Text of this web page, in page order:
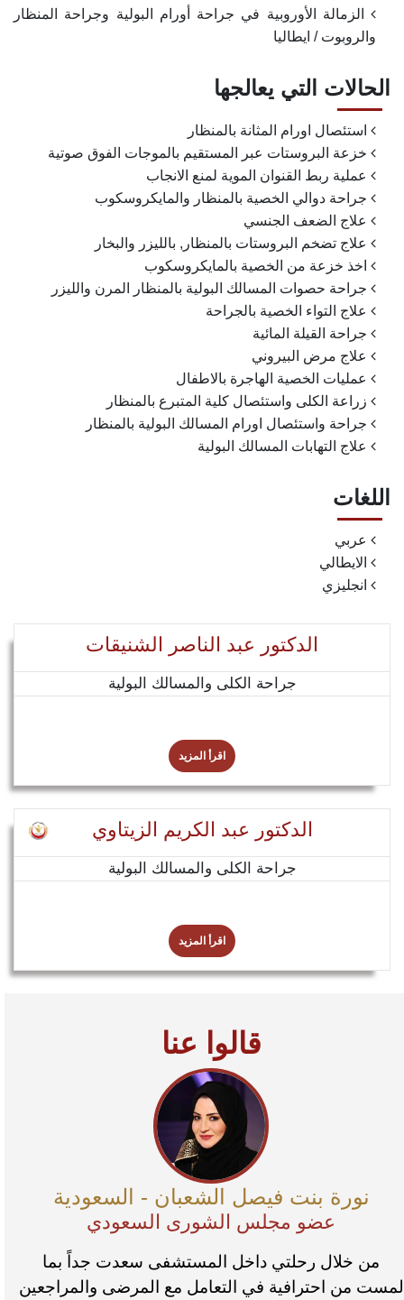
الزمالة الأوروبية في جراحة أورام البولية وجراحة المنظار
والروبوت / ايطاليا
الحالات التي يعالجها
استئصال اورام المثانة بالمنظار
خزعة البروستات عبر المستقيم بالموجات الفوق صوتية
عملية ربط القنوان الموية لمنع الانجاب
جراحة دوالي الخصية بالمنظار والمايكروسكوب
علاج الضعف الجنسي
علاج تضخم البروستات بالمنظار, بالليزر والبخار
اخذ خزعة من الخصية بالمايكروسكوب
جراحة حصوات المسالك البولية بالمنظار المرن والليزر
علاج التواء الخصية بالجراحة
جراحة القيلة المائية
علاج مرض البيروني
عمليات الخصية الهاجرة بالاطفال
زراعة الكلى واستئصال كلية المتبرع بالمنظار
جراحة واستئصال اورام المسالك البولية بالمنظار
علاج التهابات المسالك البولية
اللغات
عربي
الايطالي
انجليزي
الدكتور عبد الناصر الشنيقات
جراحة الكلى والمسالك البولية
اقرأ المزيد
الدكتور عبد الكريم الزيتاوي
جراحة الكلى والمسالك البولية
اقرأ المزيد
قالوا عنا
نورة بنت فيصل الشعبان - السعودية
عضو مجلس الشورى السعودي
من خلال رحلتي داخل المستشفى سعدت جداً بما
لمست من احترافية في التعامل مع المرضى والمراجعين